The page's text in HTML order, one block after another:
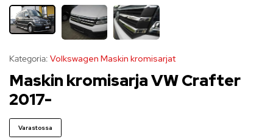
Kategoria: Volkswagen Maskin kromisarjat
Maskin kromisarja VW Crafter
2017-
Varastossa